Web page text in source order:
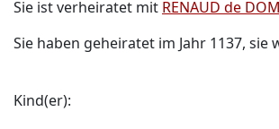
Sie ist verheiratet mit RENAUD de
Sie haben geheiratet im Jahr 1137, sie
Kind(er):